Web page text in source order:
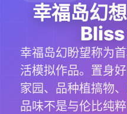
幸福岛幻
幸福岛幻盼望称为
活模拟作品。置身
家园、品种植搞物
品味不是与伦比纯